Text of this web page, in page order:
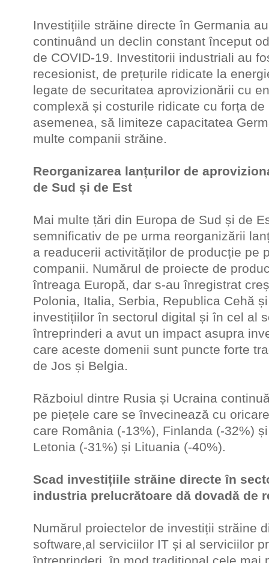
Investițiile străine directe în Germania
continuând un declin constant început
de COVID-19. Investitorii industriali au
recesionist, de prețurile ridicate la
legate de securitatea aprovizionării cu
complexă și costurile ridicate cu forța
asemenea, să limiteze capacitatea
multe companii străine.
Reorganizarea lanțurilor de
de Sud și de Est
Mai multe țări din Europa de Sud și de
semnificativ de pe urma reorganizării
a readucerii activităților de producție pe
companii. Numărul de proiecte de
întreaga Europă, dar s-au înregistrat
Polonia, Italia, Serbia, Republica Cehă
investițiilor în sectorul digital și în cel al
întreprinderi a avut un impact asupra
care aceste domenii sunt puncte forte
de Jos și Belgia.
Războiul dintre Rusia și Ucraina
pe piețele care se învecinează cu
care România (-13%), Finlanda (-32%)
Letonia (-31%) și Lituania (-40%).
Scad investițiile străine directe în
industria prelucrătoare dă dovadă de
Numărul proiectelor de investiții străine
software,al serviciilor IT și al serviciilor